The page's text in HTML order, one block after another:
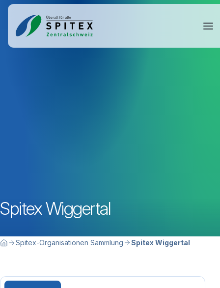
Spitex Wiggertal
Breadcrumbnavigation
Sie befinden sich hier:
HomeSpitex-Organisationen Sammlung Spitex Wiggertal